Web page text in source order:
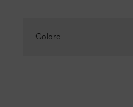
Colore